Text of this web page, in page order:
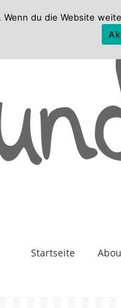
Startseite
du die Website